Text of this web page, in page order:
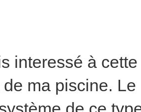
interessé à
de ma piscine.